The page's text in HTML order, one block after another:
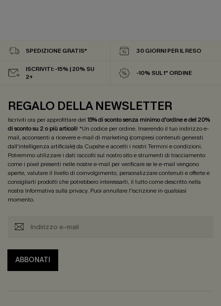
SPEDIZIONE GRATIS* 30 GIORNI PER IL RESO
ISCRIVITI: -15% | 20% SU
2+
-10% SUL 1° ORDINE
REGALO DELLA NEWSLETTER
Iscriviti ora per approfittare del 15% di sconto senza minimo d'ordine e del 20%
di sconto su 2 o più articoli! *Un codice per ordine. Inserendo il tuo indirizzo e-
mail, acconsenti a ricevere e-mail di marketing (compresi contenuti generati
dall'intelligenza artificiale) da Cupshe e accetti i nostri Termini e condizioni.
Potremmo utilizzare i dati raccolti sul nostro sito e strumenti di tracciamento
come i pixel presenti nelle nostre e-mail per verificare se le e-mail vengono
aperte, valutare il livello di coinvolgimento, personalizzare contenuti e offerte e
consigliarti prodotti che potrebbero interessarti, il tutto come descritto nella
nostra Informativa sulla privacy. Puoi annullare l'iscrizione in qualsiasi
momento.
ABBONATI